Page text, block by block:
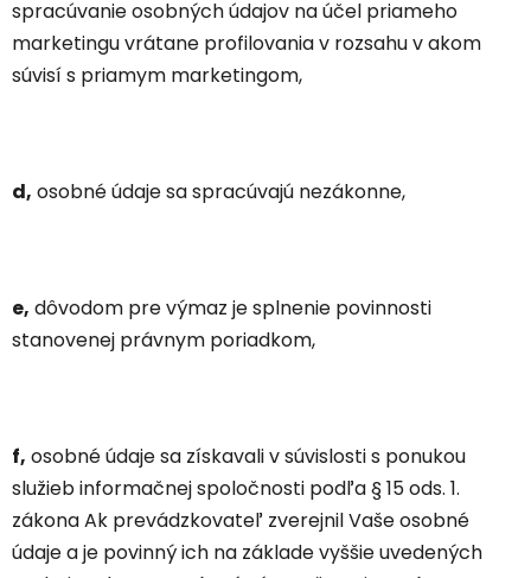
spracúvanie osobných údajov na účel priameho
marketingu vrátane profilovania v rozsahu v akom
súvisí s priamym marketingom,
d, osobné údaje sa spracúvajú nezákonne,
e, dôvodom pre výmaz je splnenie povinnosti
stanovenej právnym poriadkom,
f, osobné údaje sa získavali v súvislosti s ponukou
služieb informačnej spoločnosti podľa § 15 ods. 1.
zákona Ak prevádzkovateľ zverejnil Vaše osobné
údaje a je povinný ich na základe vyššie uvedených